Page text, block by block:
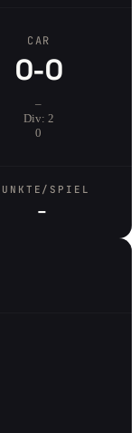
CAR
0-0
–
Div: 2
0
SPIEL
–